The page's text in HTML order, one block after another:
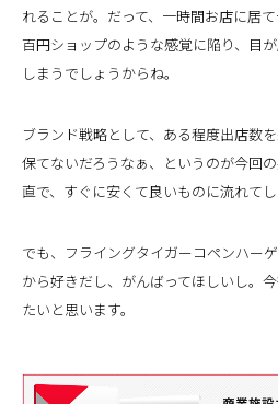
れることが。だって、一時間お店に居
百円ショップのような感覚に陥り、目
しまうでしょうからね。
ブランド戦略として、ある程度出店数
保てないだろうなぁ、というのが今回
直で、すぐに安くて良いものに流れてし
でも、フライングタイガーコペンハー
から好きだし、がんばってほしいし。
たいと思います。